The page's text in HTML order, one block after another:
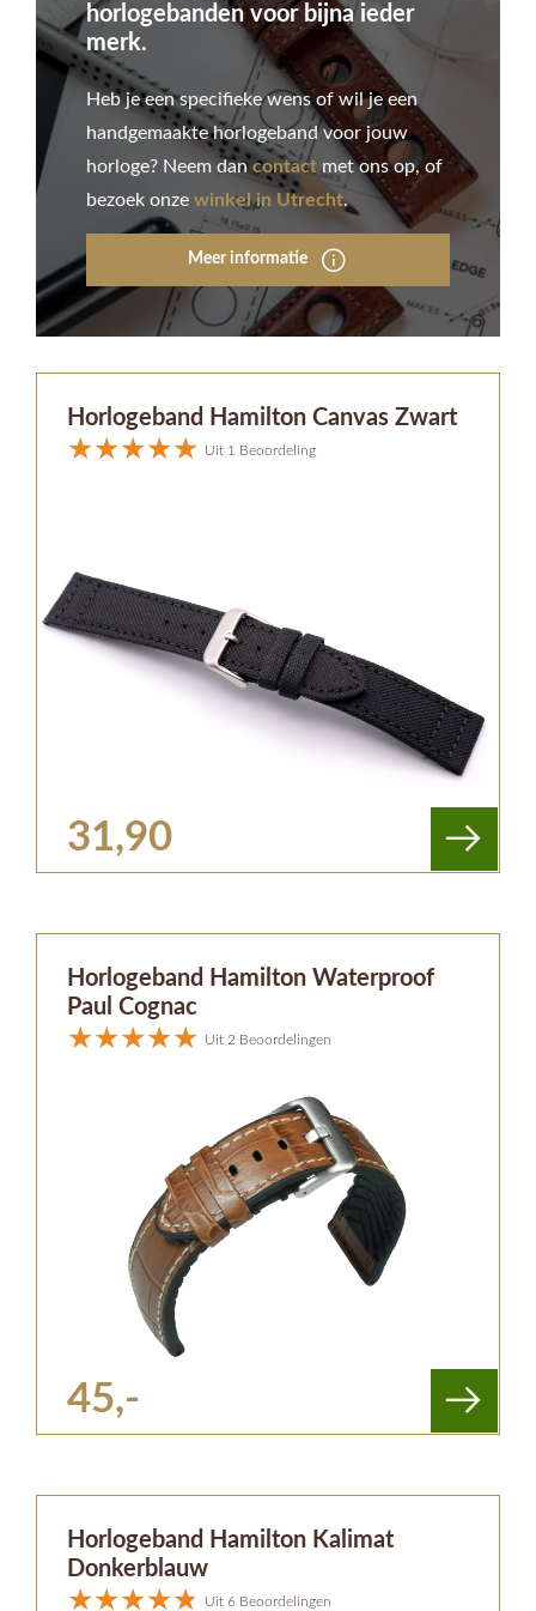
horlogebanden voor bijna ieder
merk.
Heb je een specifieke wens of wil je een
handgemaakte horlogeband voor jouw
horloge? Neem dan contact met ons op, of
bezoek onze winkel in Utrecht.
Meer informatie
Horlogeband Hamilton Canvas Zwart
Uit 1 Beoordeling
31,90
Horlogeband Hamilton Waterproof
Paul Cognac
Uit 2 Beoordelingen
45,-
Horlogeband Hamilton Kalimat
Donkerblauw
Uit 6 Beoordelingen